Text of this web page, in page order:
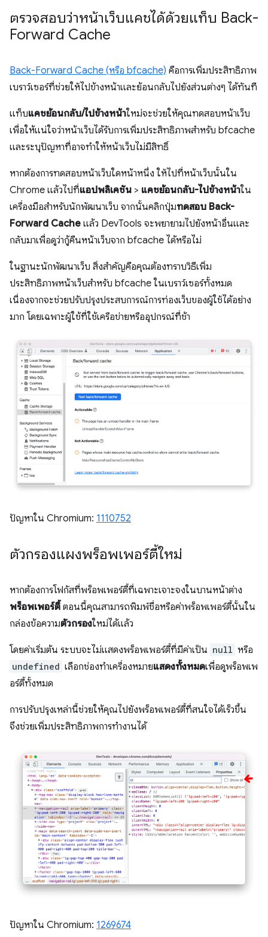
ตรวจสอบว่าหน้าเว็บแคชได้ด้วยแท็บ Back-
Forward Cache
Back-Forward Cache (หรือ bfcache) คือการเพิ่มประสิทธิภาพ
เบราว์เซอร์ที่ช่วยให้ไปข้างหน้าและย้อนกลับไปยังส่วนต่างๆ ได้ทันที
แท็บแคชย้อนกลับ/ไปข้างหน้าใหม่จะช่วยให้คุณทดสอบหน้าเว็บ
เพื่อให้แน่ใจว่าหน้าเว็บได้รับการเพิ่มประสิทธิภาพสำหรับ bfcache
และระบุปัญหาที่อาจทำให้หน้าเว็บไม่มีสิทธิ์
หากต้องการทดสอบหน้าเว็บใดหน้าหนึ่ง ให้ไปที่หน้าเว็บนั้นใน
Chrome แล้วไปที่แอปพลิเคชัน > แคชย้อนกลับ-ไปข้างหน้าใน
เครื่องมือสำหรับนักพัฒนาเว็บ จากนั้นคลิกปุ่มทดสอบ Back-
Forward Cache แล้ว DevTools จะพยายามไปยังหน้าอื่นและ
กลับมาเพื่อดูว่ากู้คืนหน้าเว็บจาก bfcache ได้หรือไม่
ในฐานะนักพัฒนาเว็บ สิ่งสำคัญคือคุณต้องทราบวิธีเพิ่ม
ประสิทธิภาพหน้าเว็บสำหรับ bfcache ในเบราว์เซอร์ทั้งหมด
เนื่องจากจะช่วยปรับปรุงประสบการณ์การท่องเว็บของผู้ใช้ได้อย่าง
มาก โดยเฉพาะผู้ใช้ที่ใช้เครือข่ายหรืออุปกรณ์ที่ช้า
ปัญหาใน Chromium: 1110752
ตัวกรองแผงพร็อพเพอร์ตี้ใหม่
หากต้องการโฟกัสที่พร็อพเพอร์ตี้ที่เฉพาะเจาะจงในบานหน้าต่าง
พร็อพเพอร์ตี้ ตอนนี้คุณสามารถพิมพ์ชื่อหรือค่าพร็อพเพอร์ตี้นั้นใน
กล่องข้อความตัวกรองใหม่ได้แล้ว
โดยค่าเริ่มต้น ระบบจะไม่แสดงพร็อพเพอร์ตี้ที่มีค่าเป็น null หรือ
undefined เลือกช่องทําเครื่องหมายแสดงทั้งหมดเพื่อดูพร็อพเพ
อร์ตี้ทั้งหมด
การปรับปรุงเหล่านี้ช่วยให้คุณไปยังพร็อพเพอร์ตี้ที่สนใจได้เร็วขึ้น
จึงช่วยเพิ่มประสิทธิภาพการทำงานได้
ปัญหาใน Chromium: 1269674